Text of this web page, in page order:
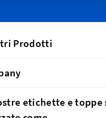
Prodotti
etichette e toppe